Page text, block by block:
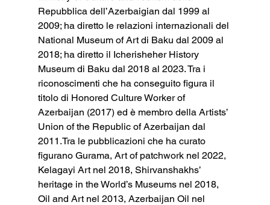
Repubblica dell’Azerbaigian dal 1999 al
2009; ha diretto le relazioni internazionali del
National Museum of Art di Baku dal 2009 al
2018; ha diretto il Icherisheher History
Museum di Baku dal 2018 al 2023. Tra i
riconoscimenti che ha conseguito figura il
titolo di Honored Culture Worker of
Azerbaijan (2017) ed è membro della Artists’
Union of the Republic of Azerbaijan dal
2011.Tra le pubblicazioni che ha curato
figurano Gurama, Art of patchwork nel 2022,
Kelagayi Art nel 2018, Shirvanshakhs’
heritage in the World’s Museums nel 2018,
Oil and Art nel 2013, Azerbaijan Oil nel